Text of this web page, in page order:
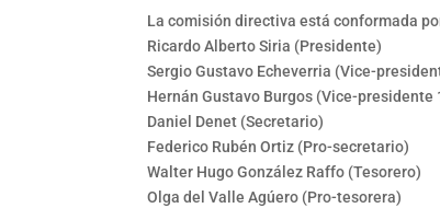
La comisión directiva está conformada
Ricardo Alberto Siria (Presidente)
Sergio Gustavo Echeverria (Vice-
Hernán Gustavo Burgos (Vice-presidente
Daniel Denet (Secretario)
Federico Rubén Ortiz (Pro-secretario)
Walter Hugo González Raffo (Tesorero)
Olga del Valle Agúero (Pro-tesorera)